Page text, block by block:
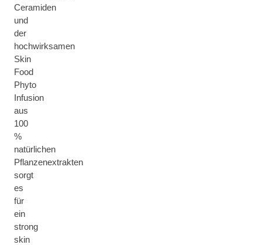
Ceramiden
und
der
hochwirksamen
Skin
Food
Phyto
Infusion
aus
100
%
natürlichen
Pflanzenextrakten
sorgt
es
für
ein
strong
skin